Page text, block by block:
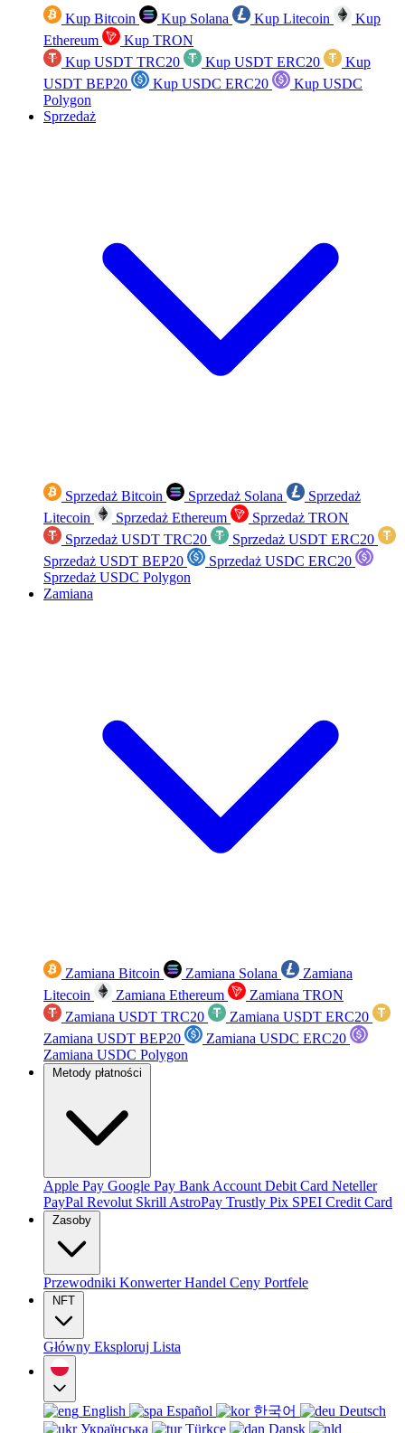
Kup Bitcoin Kup Solana Kup Litecoin
Kup
Ethereum
Kup TRON
Kup USDT TRC20
Kup USDT ERC20
Kup
USDT BEP20
Kup USDC ERC20
Kup USDC
Polygon
Sprzedaż
Sprzedaż Bitcoin Sprzedaż Solana
Sprzedaż
Litecoin
Sprzedaż Ethereum
Sprzedaż TRON
Sprzedaż USDT TRC20
Sprzedaż USDT ERC20
Sprzedaż USDT BEP20
Sprzedaż USDC ERC20
Sprzedaż USDC Polygon
Zamiana
Zamiana Bitcoin Zamiana Solana
Zamiana
Litecoin
Zamiana Ethereum
Zamiana TRON
Zamiana USDT TRC20
Zamiana USDT ERC20
Zamiana USDT BEP20
Zamiana USDC ERC20
Zamiana USDC Polygon
Metody płatności
Apple Pay Google Pay Bank Account Debit Card Neteller
PayPal Revolut Skrill AstroPay Trustly Pix SPEI Credit Card
Zasoby
Przewodniki KonwerterHandel Ceny Portfele
NFT
Główny Eksploruj Lista
English Español 한국어
Deutsch
Українська
Türkçe
Dansk